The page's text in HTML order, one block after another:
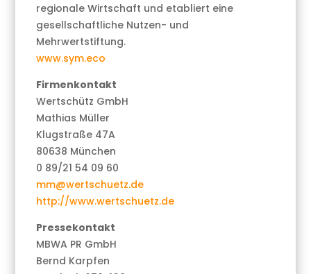
regionale Wirtschaft und etabliert eine
gesellschaftliche Nutzen- und
Mehrwertstiftung.
www.sym.eco
Firmenkontakt
Wertschütz GmbH
Mathias Müller
Klugstraße 47A
80638 München
0 89/21 54 09 60
mm@wertschuetz.de
http://www.wertschuetz.de
Pressekontakt
MBWA PR GmbH
Bernd Karpfen